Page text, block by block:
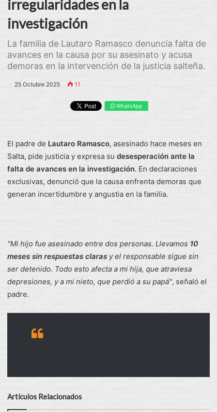
irregularidades en la
investigación
La familia de Lautaro Ramasco denuncia falta de
avances en la causa por su asesinato y acusa
demoras en la intervención de la justicia salteña.
25 Octubre 2025 11
WhatsApp
El padre de Lautaro Ramasco, asesinado hace meses en
Salta, pide justicia y expresa su desesperación ante la
falta de avances en la investigación. En declaraciones
exclusivas, denunció que la causa enfrenta demoras que
generan incertidumbre y angustia en la familia.
"Mi hijo fue asesinado entre dos personas. Llevamos 10
meses sin respuestas claras y el responsable sigue sin
ser detenido. Todo esto afecta a mi hija, que atraviesa
depresiones, y a mi nieto, que perdió a su papá", señaló el
padre.
Artículos Relacionados